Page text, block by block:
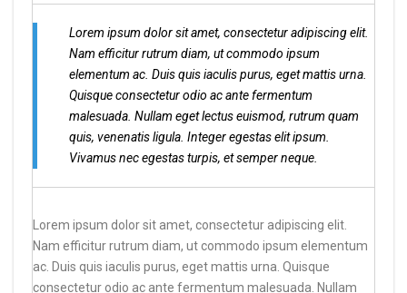
Lorem ipsum dolor sit amet, consectetur adipiscing elit.
Nam efficitur rutrum diam, ut commodo ipsum
elementum ac. Duis quis iaculis purus, eget mattis urna.
Quisque consectetur odio ac ante fermentum
malesuada. Nullam eget lectus euismod, rutrum quam
quis, venenatis ligula. Integer egestas elit ipsum.
Vivamus nec egestas turpis, et semper neque.
Lorem ipsum dolor sit amet, consectetur adipiscing elit.
Nam efficitur rutrum diam, ut commodo ipsum elementum
ac. Duis quis iaculis purus, eget mattis urna. Quisque
consectetur odio ac ante fermentum malesuada. Nullam